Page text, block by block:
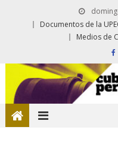
Documentos de la
Medios de